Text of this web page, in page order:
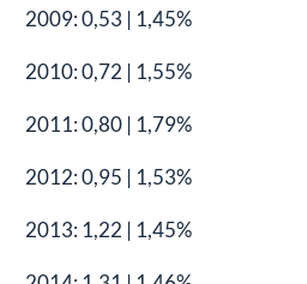
2009: 0,53 | 1,45%
2010: 0,72 | 1,55%
2011: 0,80 | 1,79%
2012: 0,95 | 1,53%
2013: 1,22 | 1,45%